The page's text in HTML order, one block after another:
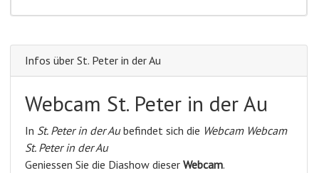
Infos über St. Peter in der Au
Webcam St. Peter in der Au
In St. Peter in der Aubefindet sich die Webcam Webcam
St. Peter in der Au
Geniessen Sie die Diashow dieser Webcam.